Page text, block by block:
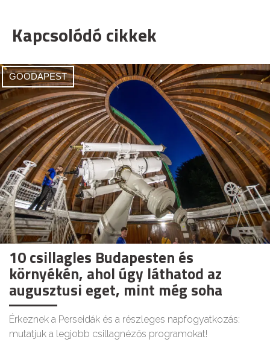
Kapcsolódó cikkek
GOODAPEST
10 csillagles Budapesten és
környékén, ahol úgy láthatod az
augusztusi eget, mint még soha
Érkeznek a Perseidák és a részleges napfogyatkozás:
mutatjuk a legjobb csillagnézős programokat!